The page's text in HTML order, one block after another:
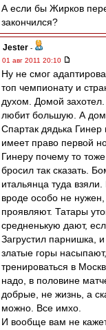
А если бы Жирков
закончился?
Jester -
01 авг 2011 20:10
Ну не смог
топ чемпионату и
духом. Домой
любит большую. А
Спартак дядька Гинер
имеет право первой
Гинеру почему то
бросил так сказать.
итальянца туда
вроде особо не
проявляют. Татары
средненькую дают,
Загрустил парнишка,
златые горы
тренироваться в
надо, в половине
добрые, не жизнь, а
можно. Все имхо.
И вообще вам не